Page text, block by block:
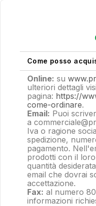
Come posso
Online: su
ulteriori dettagli
pagina: https://
come-ordinare.
Email: Puoi
a
Iva o ragione
spedizione,
pagamento.
prodotti con il
quantità
email che dovrai
accettazione.
Fax: al numero
informazioni